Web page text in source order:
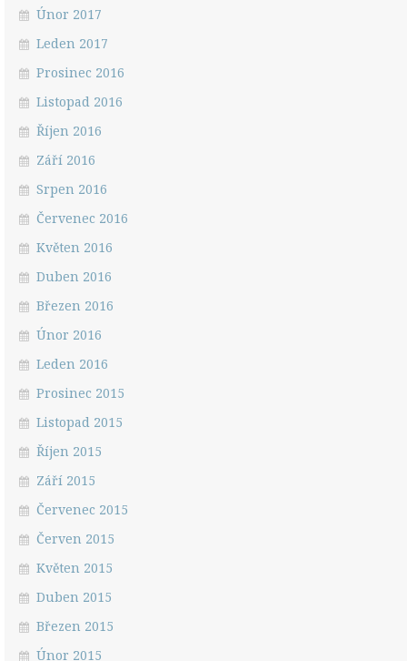
Únor 2017
Leden 2017
Prosinec 2016
Listopad 2016
Říjen 2016
Září 2016
Srpen 2016
Červenec 2016
Květen 2016
Duben 2016
Březen 2016
Únor 2016
Leden 2016
Prosinec 2015
Listopad 2015
Říjen 2015
Září 2015
Červenec 2015
Červen 2015
Květen 2015
Duben 2015
Březen 2015
Únor 2015